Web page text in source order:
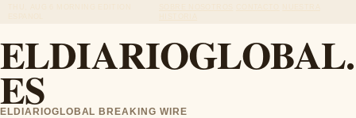
ELDIARIOGLOBAL.
ES
ELDIARIOGLOBAL BREAKING WIRE